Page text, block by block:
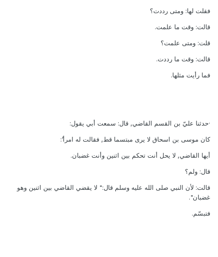
فقلت لها: ومتى رددت؟
قالت: وقت ما علمت.
قلت: ومتى علمت؟
قالت: وقت ما رددت.
فما رأيت مثلها.
·حدثنا عليّ بن القسم القاضي, قال: سمعت أبي يقول:
كان موسى بن اسحاق لا يرى مبتسما قط, فقالت له امرأ’:
أيها القاضي, لا يحل أنت تحكم بين اثنين وأنت غضبان.
قال: ولم؟
قالت: لأن النبي صلى الله عليه وسلم قال:" لا يقضي القاضي بين اثنين وهو
غضبان".
فتبسّم.